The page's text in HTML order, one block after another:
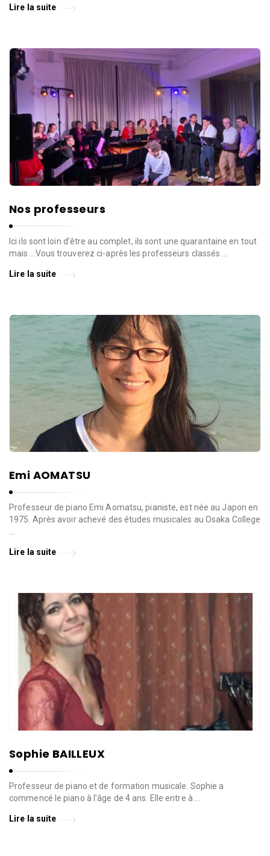
Lire la suite
Nos professeurs
Ici ils sont loin d’être au complet, ils sont une quarantaine en tout
mais …Vous trouverez ci-après les professeurs classés …
Lire la suite
Emi AOMATSU
Professeur de piano Emi Aomatsu, pianiste, est née au Japon en
1975. Après avoir achevé des études musicales au Osaka College
…
Lire la suite
Sophie BAILLEUX
Professeur de piano et de formation musicale. Sophie a
commencé le piano à l’âge de 4 ans. Elle entre à …
Lire la suite